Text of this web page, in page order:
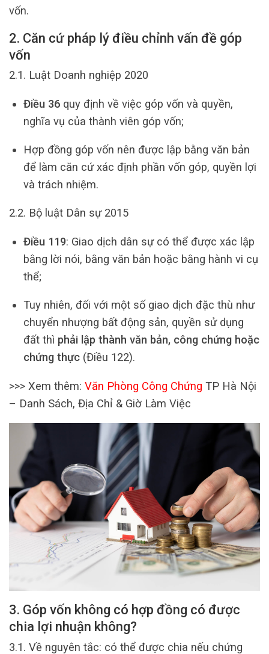
vốn.
2. Căn cứ pháp lý điều chỉnh vấn đề góp
vốn
2.1. Luật Doanh nghiệp 2020
Điều 36quy định về việc góp vốn và quyền,
nghĩa vụ của thành viên góp vốn;
Hợp đồng góp vốn nên được lập bằng văn bản
để làm căn cứ xác định phần vốn góp, quyền lợi
và trách nhiệm.
2.2. Bộ luật Dân sự 2015
Điều 119: Giao dịch dân sự có thể được xác lập
bằng lời nói, bằng văn bản hoặc bằng hành vi cụ
thể;
Tuy nhiên, đối với một số giao dịch đặc thù như
chuyển nhượng bất động sản, quyền sử dụng
đất thì phải lập thành văn bản, công chứng hoặc
chứng thực(Điều 122).
>>> Xem thêm: Văn Phòng Công Chứng TP Hà Nội
– Danh Sách, Địa Chỉ & Giờ Làm Việc
3. Góp vốn không có hợp đồng có được
chia lợi nhuận không?
3.1. Về nguyên tắc: có thể được chia nếu chứng